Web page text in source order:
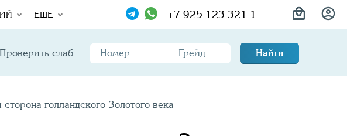
ЕЩЕ +7 925 123 321 1
Проверить слаб: Найти
голландского Золотого века